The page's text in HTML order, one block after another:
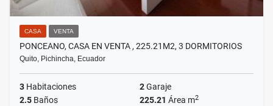
CASA VENTA
PONCEANO, CASA EN VENTA , 225.21M2, 3 DORMITORIOS
Quito, Pichincha, Ecuador
3 Habitaciones 2Garaje
2.5 Baños 225.21 Área m2